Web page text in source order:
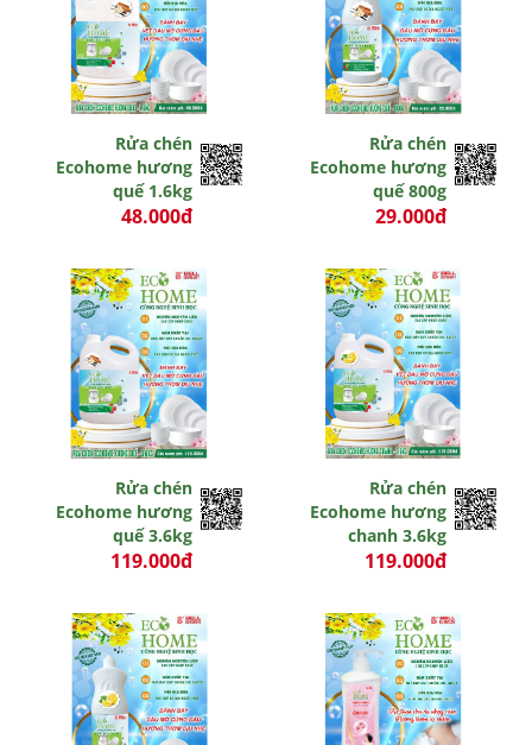
Rửa chén
Ecohome hương
quế 1.6kg
48.000đ
Rửa chén
Ecohome hương
quế 800g
29.000đ
Rửa chén
Ecohome hương
quế 3.6kg
119.000đ
Rửa chén
Ecohome hương
chanh 3.6kg
119.000đ